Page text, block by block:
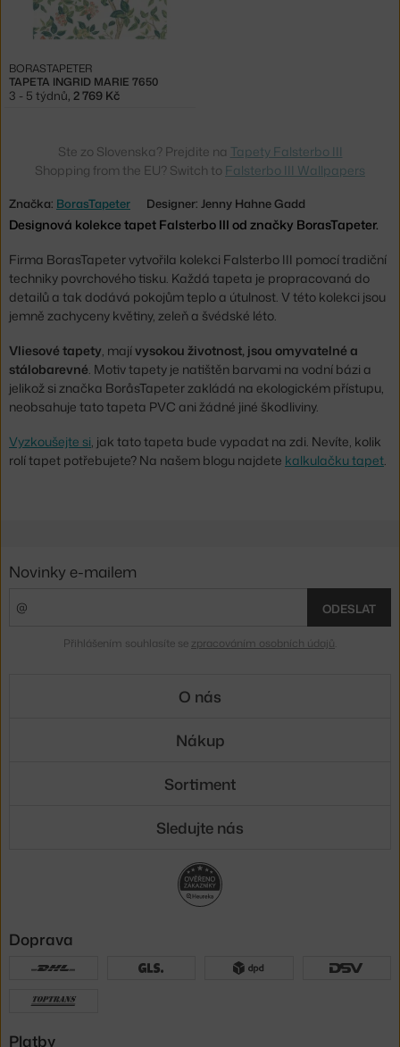
Značka: BorasTapeter Designer: Jenny Hahne Gadd
Designová kolekce tapet Falsterbo III od značky BorasTapeter.
Firma BorasTapeter vytvořila kolekci Falsterbo III pomocí tradiční
techniky povrchového tisku. Každá tapeta je propracovaná do
detailů a tak dodává pokojům teplo a útulnost. V této kolekci jsou
jemně zachyceny květiny, zeleň a švédské léto.
Vliesové tapety, majívysokou životnost, jsou omyvatelné a
stálobarevné. Motiv tapety je natištěn barvami na vodní bázi a
jelikož si značka BoråsTapeter zakládá na ekologickém přístupu,
neobsahuje tato tapeta PVC ani žádné jiné škodliviny.
Vyzkoušejte si, jak tato tapeta bude vypadat na zdi. Nevíte, kolik
rolí tapet potřebujete? Na našem blogu najdete kalkulačku tapet.
TAPETA INGRID MARIE 7650
BORASTAPETER
3 - 5 týdnů, 2 769 Kč
Ste zo Slovenska? Prejdite na Tapety Falsterbo III
Shopping from the EU? Switch to Falsterbo III Wallpapers
Novinky e-mailem
ODESLAT
Přihlášením souhlasíte se zpracováním osobních údajů
O nás
Nákup
Sortiment
Sledujte nás
Doprava
Platby